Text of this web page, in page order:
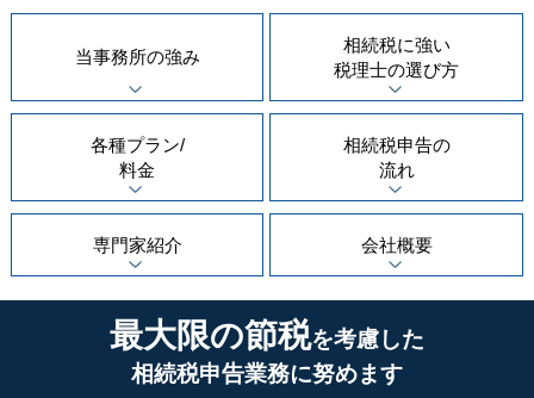
当事務所の強み
相続税に強い
税理士の選び方
各種プラン/
料金
相続税申告の
流れ
専門家紹介 会社概要
最大限の節税を考慮した
相続税申告業務に努めます